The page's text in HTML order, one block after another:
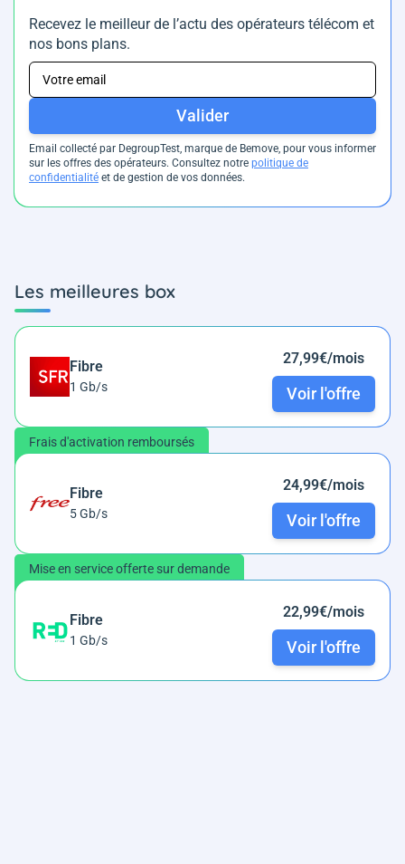
Recevez le meilleur de l’actu des opérateurs télécom et
nos bons plans.
Valider
Email collecté par DegroupTest, marque de Bemove, pour vous informer
sur les offres des opérateurs. Consultez notre politique de
confidentialité et de gestion de vos données.
Les meilleures box
Fibre
1 Gb/s
27,99€/mois
Voir l'offre
Frais d'activation remboursés
Fibre
5 Gb/s
24,99€/mois
Voir l'offre
Mise en service offerte sur demande
Fibre
1 Gb/s
22,99€/mois
Voir l'offre